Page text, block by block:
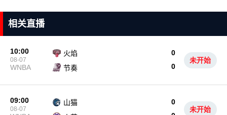
相关直播
10:00
08-07
WNBA
火焰
0
0
节奏
未开始
09:00
08-07
山猫
0
未开始